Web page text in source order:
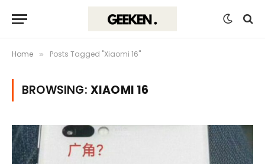
Home » Posts Tagged "Xiaomi 16"
BROWSING: XIAOMI 16